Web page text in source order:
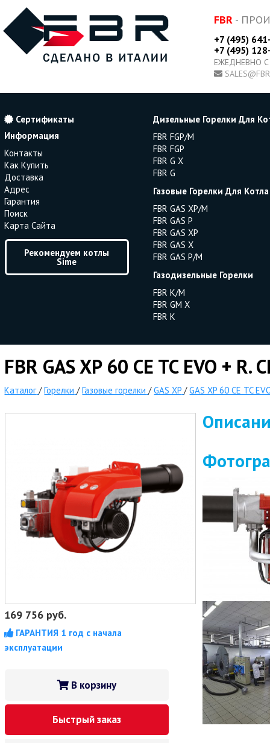
FBR -
+7 (495)
+7 (495)
ЕЖЕДНЕВНО
Сертификаты
Информация
Контакты
Как Купить
Доставка
Адрес
Гарантия
Поиск
Карта Сайта
Рекомендуем котлы
Sime
Дизельные Горелки Для
FBR FGP/M
FBR FGP
FBR G X
FBR G
Газовые Горелки Для Котла
FBR GAS XP/M
FBR GAS P
FBR GAS XP
FBR GAS X
FBR GAS P/M
Газодизельные Горелки
FBR K/M
FBR GM X
FBR K
FBR GAS XP 60 CE TC EVO +
Каталог /Горелки /Газовые горелки /GAS XP /GAS XP 60 CE TC
169 756 руб.
ГАРАНТИЯ 1 год с начала
эксплуатации
В корзину
Быстрый заказ